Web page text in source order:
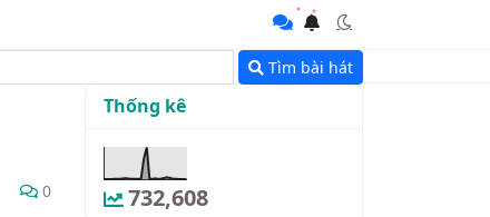
Tìm bài hát
0
Thống kê
732,608